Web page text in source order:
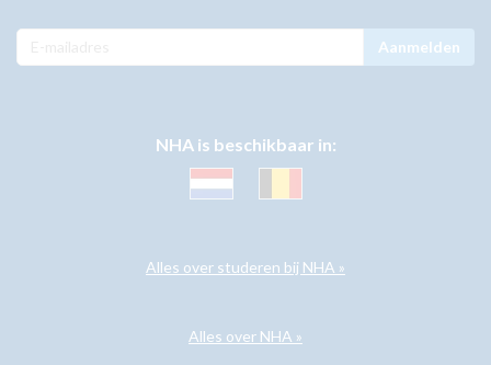
Aanmelden
NHA is beschikbaar in:
Alles over studeren bij NHA »
Alles over NHA »